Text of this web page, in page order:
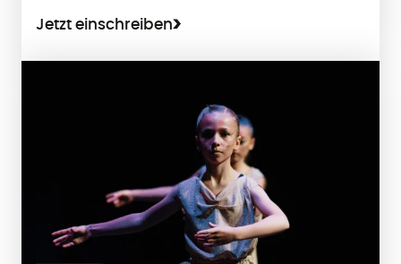
Jetzt einschreiben